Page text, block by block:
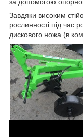
за допомогою
Завдяки високим
рослинності під час
дискового ножа (в